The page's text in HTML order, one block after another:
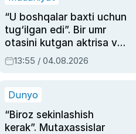
“U boshqalar baxti uchun
tug‘ilgan edi”. Bir umr
otasini kutgan aktrisa va
dublyaj ustasi Rimma
Ahmedovaning
13:55 / 04.08.2026
Dunyo
“Biroz sekinlashish
kerak”. Mutaxassislar